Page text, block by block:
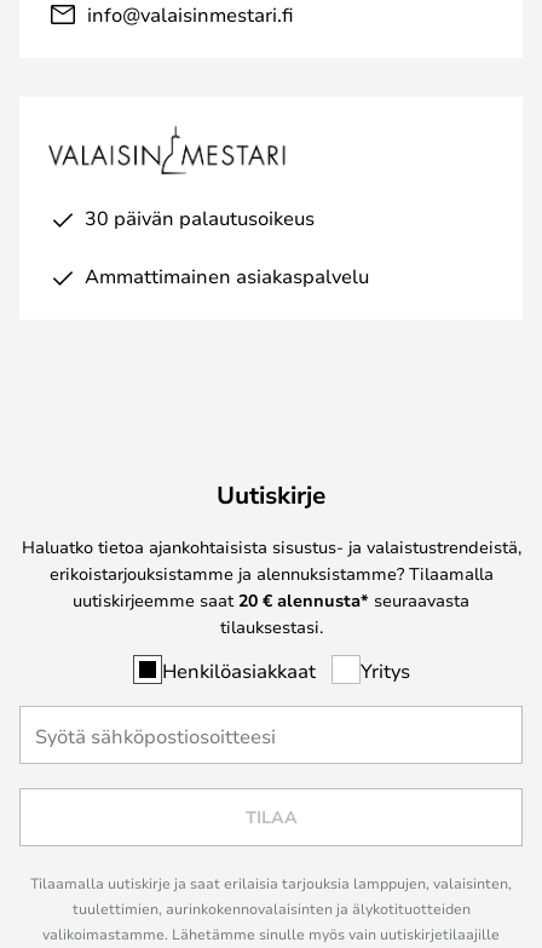
info@valaisinmestari.fi
30 päivän palautusoikeus
Ammattimainen asiakaspalvelu
Uutiskirje
Haluatko tietoa ajankohtaisista sisustus- ja valaistustrendeistä,
erikoistarjouksistamme ja alennuksistamme? Tilaamalla
uutiskirjeemme saat 20 € alennusta* seuraavasta
tilauksestasi.
Henkilöasiakkaat Yritys
TILAA
Tilaamalla uutiskirje ja saat erilaisia tarjouksia lamppujen, valaisinten,
tuulettimien, aurinkokennovalaisinten ja älykotituotteiden
valikoimastamme. Lähetämme sinulle myös vain uutiskirjetilaajille